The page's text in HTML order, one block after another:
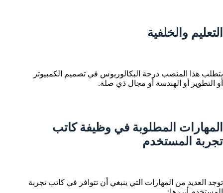
التعليم والخلفية
يتطلب هذا المنصب درجة البكالوريوس في تصميم الكمبيوتر
أو التطوير أو الهندسة أو مجال ذي صلة.
المهارات المطلوبة في وظيفة كاتب
تجربة المستخدم
توجد العديد من المهارات التي ينبغي أن تتوافر في كاتب تجربة